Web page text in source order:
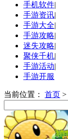
手机软件|
手游资讯|
手游大全|
手游攻略|
迷失攻略|
聚侠千机|
手游活动|
手游开服
当前位置： 首页 >